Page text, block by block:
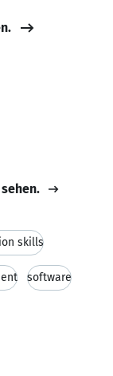
skills
software